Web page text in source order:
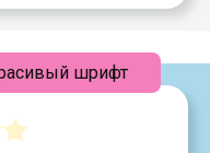
шрифт